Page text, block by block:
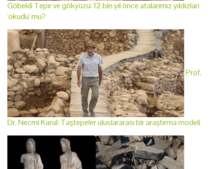
Göbekli Tepe ve gökyüzü: 12 bin yıl önce atalarımız yıldızları
'okudu' mu?
Prof.
Dr. Necmi Karul: Taştepeler uluslararası bir araştırma modeli